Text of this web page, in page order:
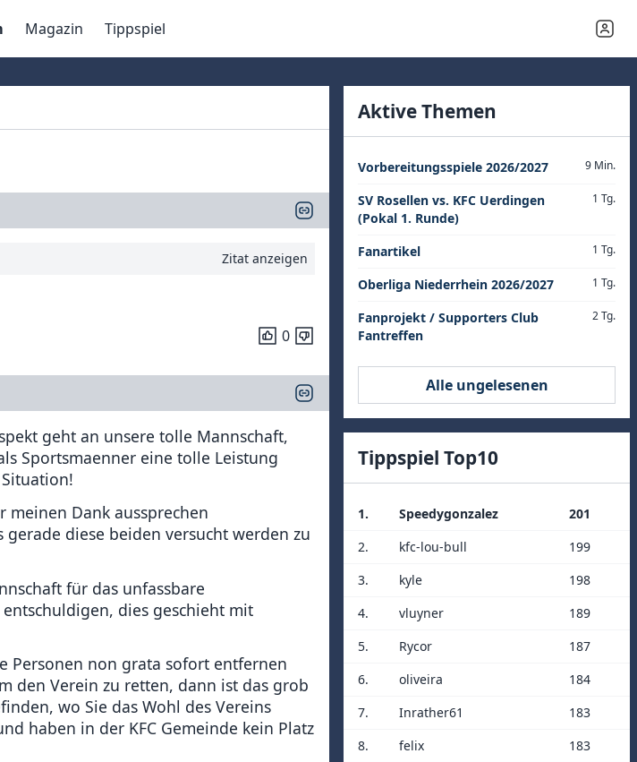
Magazin Tippspiel
Zitat anzeigen
0
geht an unsere tolle Mannschaft,
Sportsmaenner eine tolle Leistung
meinen Dank aussprechen
diese beiden versucht werden zu
für das unfassbare
dies geschieht mit
Personen non grata sofort entfernen
den Verein zu retten, dann ist das grob
wo Sie das Wohl des Vereins
haben in der KFC Gemeinde kein Platz
Aktive Themen
Vorbereitungsspiele 2026/2027 9 Min.
SV Rosellen vs. KFC Uerdingen
(Pokal 1. Runde)
1 Tg.
Fanartikel 1 Tg.
Oberliga Niederrhein 2026/2027 1 Tg.
Fanprojekt / Supporters Club
Fantreffen
2 Tg.
Alle ungelesenen
Tippspiel Top10
1. Speedygonzalez
201
2.
kfc-lou-bull
199
3.
kyle
198
4.
vluyner
189
5.
Rycor
187
6.
oliveira
184
7.
Inrather61
183
8.
felix
183